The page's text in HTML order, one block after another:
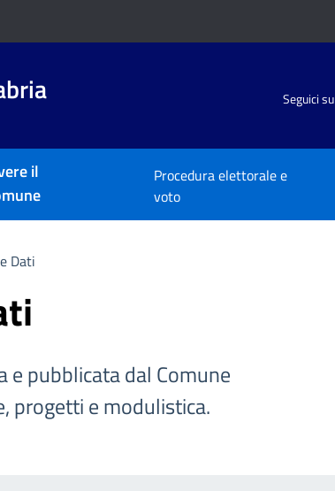
Seguici su
il
Procedura elettorale e
voto
Dati
pubblicata dal Comune
progetti e modulistica.